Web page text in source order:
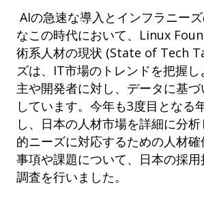
AIの急速な導入とインフラニー
なこの時代において、Linux
術系人材の現状 (State of Tech
ズは、IT市場のトレンドを把握
主や開発者に対し、データに基
しています。今年も3度目となる
し、日本の人材市場を詳細に分
的ニーズに対応するための人材
事項や課題について、日本の採
調査を行いました。